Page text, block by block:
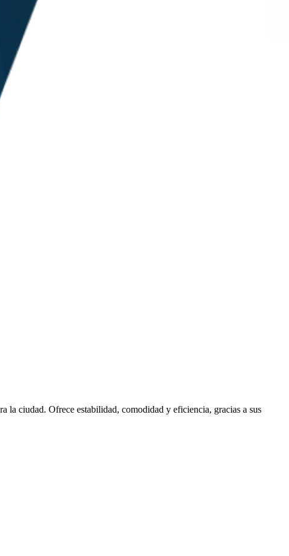
la ciudad. Ofrece estabilidad, comodidad y eficiencia, gracias a sus